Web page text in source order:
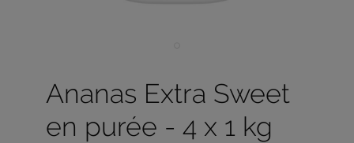
Ananas Extra Sweet
en purée - 4 x 1 kg